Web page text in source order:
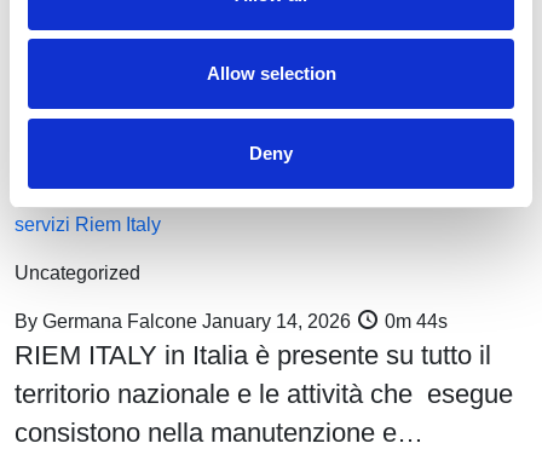
Allow selection
Deny
Monitoraggio, prestazione e controllo dell’aria compressa: i
servizi Riem Italy
Uncategorized
By Germana Falcone January 14, 2026 0m 44s
RIEM ITALY in Italia è presente su tutto il
territorio nazionale e le attività che esegue
consistono nella manutenzione e…